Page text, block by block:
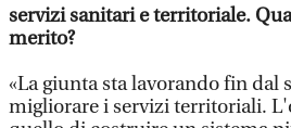
servizi sanitari e territoriale.
merito?
«La giunta sta lavorando fin dal
migliorare i servizi territoriali.